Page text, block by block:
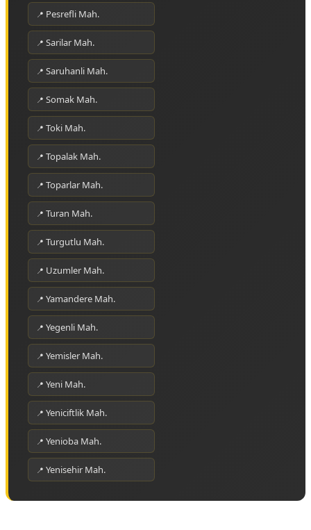
Pesrefli Mah.
Sarilar Mah.
Saruhanli Mah.
Somak Mah.
Toki Mah.
Topalak Mah.
Toparlar Mah.
Turan Mah.
Turgutlu Mah.
Uzumler Mah.
Yamandere Mah.
Yegenli Mah.
Yemisler Mah.
Yeni Mah.
Yeniciftlik Mah.
Yenioba Mah.
Yenisehir Mah.